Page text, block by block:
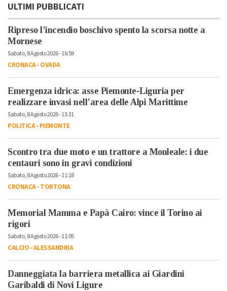
ULTIMI PUBBLICATI
Ripreso l’incendio boschivo spento la scorsa notte a
Mornese
Sabato, 8 Agosto 2026 - 16:59
CRONACA-OVADA
Emergenza idrica: asse Piemonte-Liguria per
realizzare invasi nell’area delle Alpi Marittime
Sabato, 8 Agosto 2026 - 13:31
POLITICA-PIEMONTE
Scontro tra due moto e un trattore a Monleale: i due
centauri sono in gravi condizioni
Sabato, 8 Agosto 2026 - 11:18
CRONACA-TORTONA
Memorial Mamma e Papà Cairo: vince il Torino ai
rigori
Sabato, 8 Agosto 2026 - 11:05
CALCIO-ALESSANDRIA
Danneggiata la barriera metallica ai Giardini
Garibaldi di Novi Ligure